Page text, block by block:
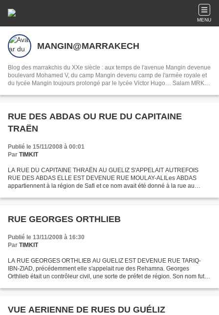
MENU
MANGIN@MARRAKECH
Blog des marrakchis du XXe siècle : aux temps de l'avenue Mangin devenue
boulevard Mohamed V, du camp Mangin devenu camp de l'armée royale et
du lycée Mangin toujours prolongé par le lycée Victor Hugo… Salam MRK !
RUE DES ABDAS OU RUE DU CAPITAINE
TRAËN
Publié le 15/11/2008 à 00:01
Par TIMKIT
LA RUE DU CAPITAINE THRAËN AU GUELIZ S'APPELAIT AUTREFOIS
RUE DES ABDAS ELLE EST DEVENUE RUE MOULAY-ALILes ABDAS
appartiennent à la région de Safi et ce nom avait été donné à la rue au
RUE GEORGES ORTHLIEB
Publié le 13/11/2008 à 16:30
Par TIMKIT
LA RUE GEORGES ORTHLIEB AU GUELIZ EST DEVENUE RUE TARIQ-
IBN-ZIAD, précédemment elle s'appelait rue des Rehamna. Georges
Orthlieb était un contrôleur civil, une sorte de préfet de région. Son nom fut
VUE AERIENNE DE RUES DU GUÉLIZ